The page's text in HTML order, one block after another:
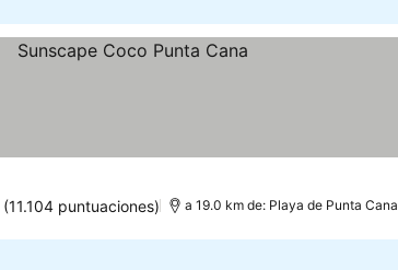
(11.104 puntuaciones) a 19.0 km de: Playa de Punta Cana